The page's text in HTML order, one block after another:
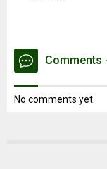
Comments
No comments yet.